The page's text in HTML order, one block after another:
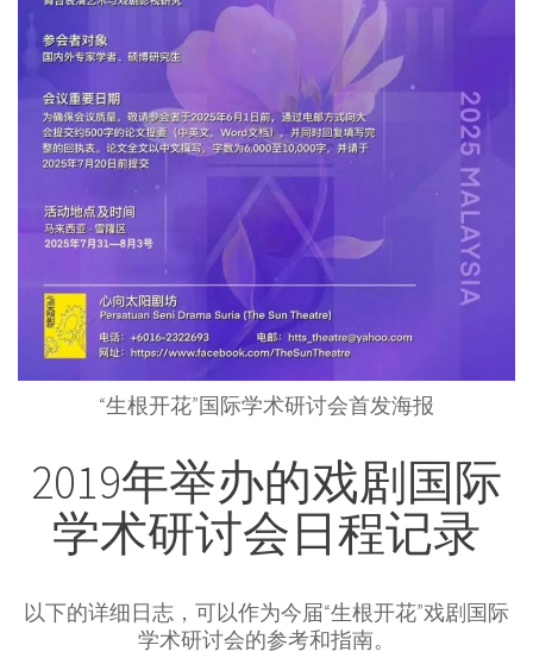
“生根开花”国际学术研讨会首发海报
2019年举办的戏剧国际
学术研讨会日程记录
以下的详细日志，可以作为今届“生根开花”戏剧国际
学术研讨会的参考和指南。